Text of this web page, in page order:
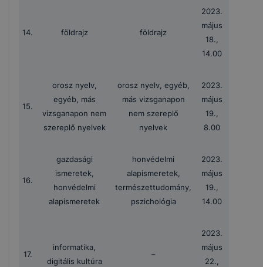
14. földrajz földrajz
2023.
május
18.,
14.00
15.
orosz nyelv,
egyéb, más
vizsganapon nem
szereplő nyelvek
orosz nyelv, egyéb,
más vizsganapon
nem szereplő
nyelvek
2023.
május
19.,
8.00
16.
gazdasági
ismeretek,
honvédelmi
alapismeretek
honvédelmi
alapismeretek,
természettudomány,
pszichológia
2023.
május
19.,
14.00
17.
informatika,
digitális kultúra
–
2023.
május
22.,